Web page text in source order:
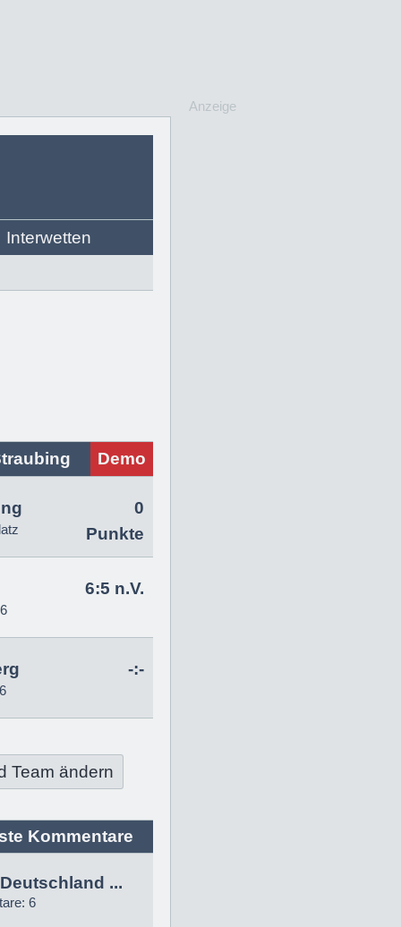
Interwetten
Anzeige
Demo
0
Punkte
6:5 n.V.
-:-
Team ändern
Kommentare
...
6